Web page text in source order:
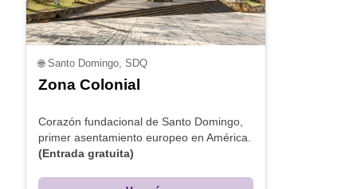
🌐Santo Domingo, SDQ
Zona Colonial
Corazón fundacional de Santo Domingo,
primer asentamiento europeo en América.
(Entrada gratuita)